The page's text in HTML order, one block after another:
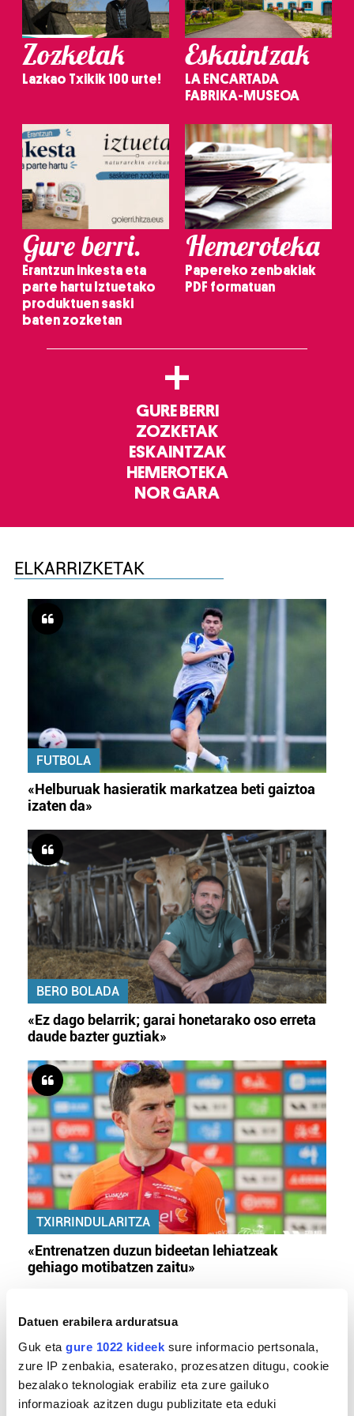
Datuen erabilera arduratsua
Guk eta gure 1022 kideek sure informacio pertsonala,
zure IP zenbakia, esaterako, prozesatzen ditugu, cookie
bezalako teknologiak erabiliz eta zure gailuko
informazioak azitzen dugu publizitate eta eduki
Zozketak
Lazkao Txikik 100 urte!
Eskaintzak
LA ENCARTADA
FABRIKA-MUSEOA
Gure berri.
Erantzun inkesta eta
parte hartu Iztuetako
produktuen saski
baten zozketan
Hemeroteka
Papereko zenbakiak
PDF formatuan
+
GURE BERRI
ZOZKETAK
ESKAINTZAK
HEMEROTEKA
NOR GARA
ELKARRIZKETAK
FUTBOLA
«Helburuak hasieratik markatzea beti gaiztoa
izaten da»
BERO BOLADA
«Ez dago belarrik; garai honetarako oso erreta
daude bazter guztiak»
TXIRRINDULARITZA
«Entrenatzen duzun bideetan lehiatzeak
gehiago motibatzen zaitu»